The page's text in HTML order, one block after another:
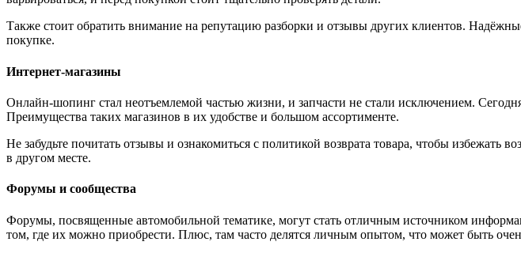
Также стоит обратить внимание на репутацию разборки и отзывы других клиентов.
покупке.
Интернет-магазины
Онлайн-шопинг стал неотъемлемой частью жизни, и запчасти не стали исключением.
Преимущества таких магазинов в их удобстве и большом ассортименте.
Не забудьте почитать отзывы и ознакомиться с политикой возврата товара, чтобы
в другом месте.
Форумы и сообщества
Форумы, посвященные автомобильной тематике, могут стать отличным источником
том, где их можно приобрести. Плюс, там часто делятся личным опытом, что может быть